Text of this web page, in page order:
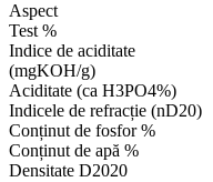
Aspect
Test %
Indice de aciditate
(mgKOH/g)
Aciditate (ca H3PO4%)
Indicele de refracție (nD20)
Conținut de fosfor %
Conținut de apă %
Densitate D2020